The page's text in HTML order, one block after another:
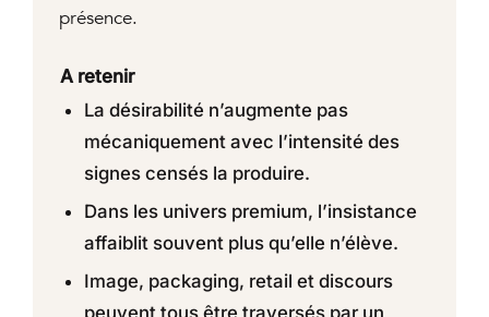
présence.
A retenir
La désirabilité n’augmente pas
mécaniquement avec l’intensité des
signes censés la produire.
Dans les univers premium, l’insistance
affaiblit souvent plus qu’elle n’élève.
Image, packaging, retail et discours